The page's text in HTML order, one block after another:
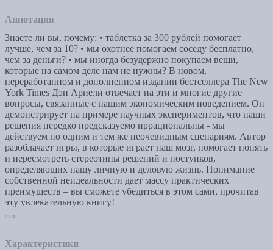
Аннотация
Знаете ли вы, почему: • таблетка за 300 рублей помогает
лучше, чем за 10? • мы охотнее помогаем соседу бесплатно,
чем за деньги? • мы иногда безудержно покупаем вещи,
которые на самом деле нам не нужны? В новом,
переработанном и дополненном издании бестселлера The New
York Times Дэн Ариели отвечает на эти и многие другие
вопросы, связанные с нашим экономическим поведением. Он
демонстрирует на примере научных экспериментов, что наши
решения нередко предсказуемо иррациональны - мы
действуем по одним и тем же неочевидным сценариям. Автор
разоблачает игры, в которые играет наш мозг, помогает понять
и пересмотреть стереотипы решений и поступков,
определяющих нашу личную и деловую жизнь. Понимание
собственной неидеальности дает массу практических
преимуществ – вы сможете убедиться в этом сами, прочитав
эту увлекательную книгу!
Характеристики